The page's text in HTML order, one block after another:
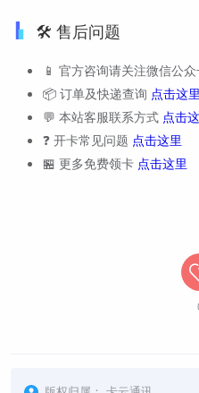
🛠️ 售后问题
📱 官方咨询请关注微信公众
📦 订单及快递查询 点击这里
💬 本站客服联系方式 点击
❓ 开卡常见问题 点击这里
🏪 更多免费领卡 点击这里